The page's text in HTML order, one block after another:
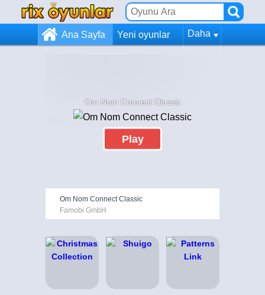
Ana Sayfa Yeni oyunlar Daha
Om Nom Connect Classic
Play
Om Nom Connect Classic
Famobi GmbH